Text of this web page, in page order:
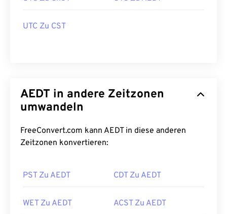
UTC Zu CST
AEDT in andere Zeitzonen
umwandeln
FreeConvert.com kann AEDT in diese anderen
Zeitzonen konvertieren:
PST Zu AEDT CDT Zu AEDT
WET Zu AEDT ACST Zu AEDT